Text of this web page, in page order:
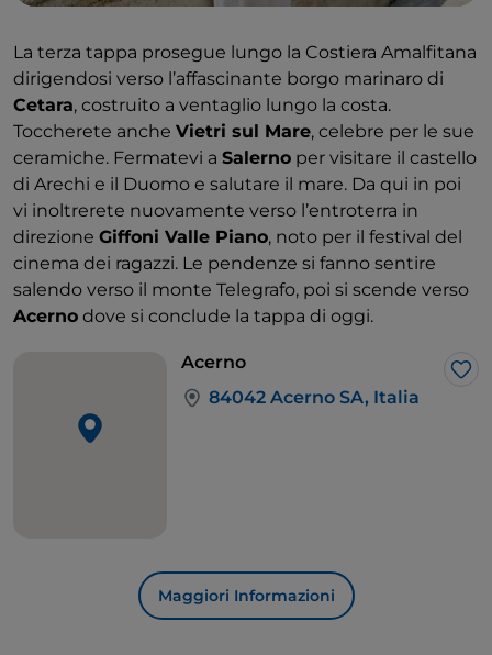
La terza tappa prosegue lungo la Costiera Amalfitana
dirigendosi verso l’affascinante borgo marinaro di
Cetara, costruito a ventaglio lungo la costa.
Toccherete anche Vietri sul Mare, celebre per le sue
ceramiche. Fermatevi a Salerno per visitare il castello
di Arechi e il Duomo e salutare il mare. Da qui in poi
vi inoltrerete nuovamente verso l’entroterra in
direzione Giffoni Valle Piano, noto per il festival del
cinema dei ragazzi. Le pendenze si fanno sentire
salendo verso il monte Telegrafo, poi si scende verso
Acerno dove si conclude la tappa di oggi.
Acerno
84042 Acerno SA, Italia
Maggiori Informazioni